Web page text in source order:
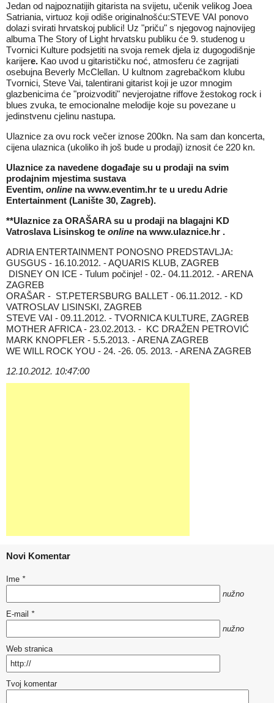
Jedan od najpoznatijih gitarista na svijetu, učenik velikog Joea
Satriania, virtuoz koji odiše originalnošću:STEVE VAI ponovo
dolazi svirati hrvatskoj publici! Uz "priču" s njegovog najnovijeg
albuma The Story of Light hrvatsku publiku će 9. studenog u
Tvornici Kulture podsjetiti na svoja remek djela iz dugogodišnje
karijere. Kao uvod u gitarističku noć, atmosferu će zagrijati
osebujna Beverly McClellan. U kultnom zagrebačkom klubu
Tvornici, Steve Vai, talentirani gitarist koji je uzor mnogim
glazbenicima će "proizvoditi" nevjerojatne riffove žestokog rock i
blues zvuka, te emocionalne melodije koje su povezane u
jedinstvenu cjelinu nastupa.
Ulaznice za ovu rock večer iznose 200kn. Na sam dan koncerta,
cijena ulaznica (ukoliko ih još bude u prodaji) iznosit će 220 kn.
Ulaznice za navedene događaje su u prodaji na svim
prodajnim mjestima sustava
Eventim, online nawww.eventim.hr te u uredu Adrie
Entertainment (Lanište 30, Zagreb).
**Ulaznice za ORAŠARA su u prodaji na blagajni KD
Vatroslava Lisinskog te online nawww.ulaznice.hr .
ADRIA ENTERTAINMENT PONOSNO PREDSTAVLJA:
GUSGUS - 16.10.2012. - AQUARIS KLUB, ZAGREB
DISNEY ON ICE - Tulum počinje! - 02.- 04.11.2012. - ARENA
ZAGREB
ORAŠAR - ST.PETERSBURG BALLET - 06.11.2012. - KD
VATROSLAV LISINSKI, ZAGREB
STEVE VAI - 09.11.2012. - TVORNICA KULTURE, ZAGREB
MOTHER AFRICA - 23.02.2013. - KC DRAŽEN PETROVIĆ
MARK KNOPFLER - 5.5.2013. - ARENA ZAGREB
WE WILL ROCK YOU - 24. -26. 05. 2013. - ARENA ZAGREB
12.10.2012. 10:47:00
Novi Komentar
Ime *
nužno
E-mail *
nužno
Web stranica
Tvoj komentar